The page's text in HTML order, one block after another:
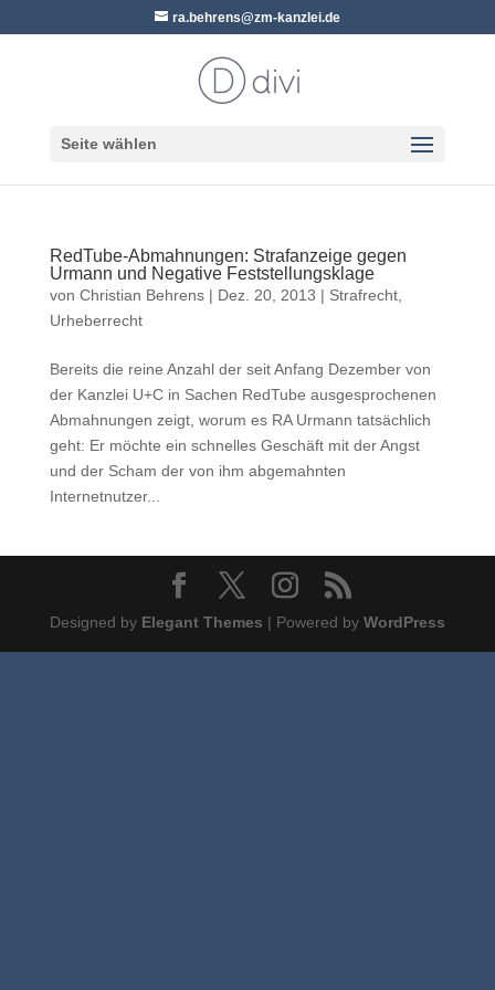
ra.behrens@zm-kanzlei.de
Seite wählen
RedTube-Abmahnungen: Strafanzeige gegen
Urmann und Negative Feststellungsklage
von Christian Behrens| Dez. 20, 2013 | Strafrecht,
Urheberrecht
Bereits die reine Anzahl der seit Anfang Dezember von
der Kanzlei U+C in Sachen RedTube ausgesprochenen
Abmahnungen zeigt, worum es RA Urmann tatsächlich
geht: Er möchte ein schnelles Geschäft mit der Angst
und der Scham der von ihm abgemahnten
Internetnutzer...
Designed by Elegant Themes | Powered by WordPress